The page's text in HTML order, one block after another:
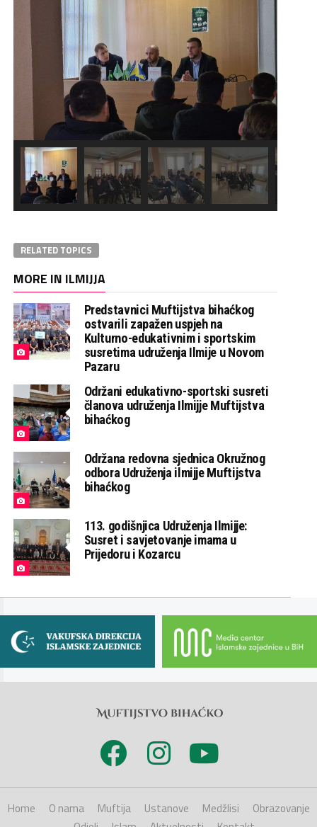
RELATED TOPICS
MORE IN ILMIJJA
Predstavnici Muftijstva bihaćkog
ostvarili zapažen uspjeh na
Kulturno-edukativnim i sportskim
susretima udruženja Ilmije u Novom
Pazaru
Održani edukativno-sportski susreti
članova udruženja Ilmijje Muftijstva
bihaćkog
Održana redovna sjednica Okružnog
odbora Udruženja ilmijje Muftijstva
bihaćkog
113. godišnjica Udruženja Ilmijje:
Susret i savjetovanje imama u
Prijedoru i Kozarcu
Home O nama Muftija Ustanove Medžlisi
Obrazovanje